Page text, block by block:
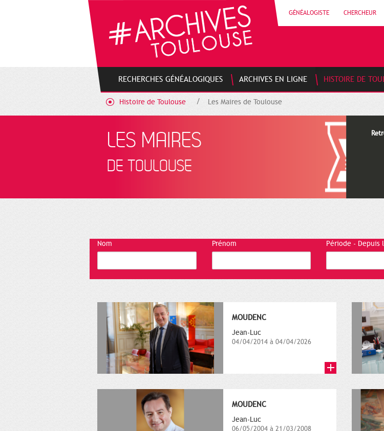
GÉNÉALOGISTE CHERCHEUR
RECHERCHES GÉNÉALOGIQUES ARCHIVES EN LIGNE HISTOIRE DE
Histoire de Toulouse Les Maires de Toulouse
LES MAIRES
DE TOULOUSE
Nom Prénom Période - Depuis
MOUDENC
Jean-Luc
04/04/2014 à 04/04/2026
MOUDENC
Jean-Luc
06/05/2004 à 21/03/2008
Gestion de vos préférences sur les cookies